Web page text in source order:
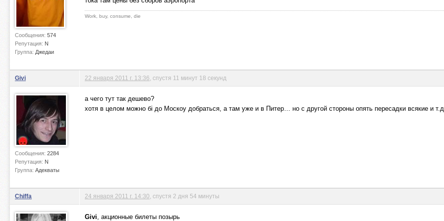
Сообщения: 574
Репутация: N
Группа: Джедаи
Work, buy, consume, die
Givi
Сообщения: 2284
Репутация: N
Группа: Адекваты
22 января 2011 г. 13:36 , спустя 11 минут 18 секунд
а чего тут так дешево?
хотя в целом можно бі до Москоу добраться, а там уже и в Питер… но с другой стороны опять пересадки всякие и
Chiffa 24 января 2011 г. 14:30 , спустя 2 дня 54 минуты
Givi, акционные билеты позырь